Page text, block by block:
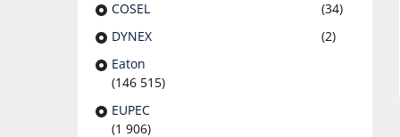
COSEL
(34)
DYNEX
(2)
Eaton
(146 515)
EUPEC
(1 906)